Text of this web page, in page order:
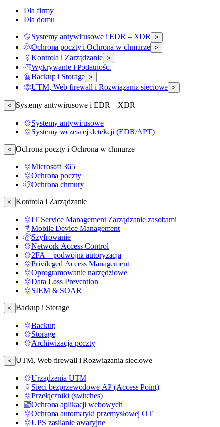
Dla firmy
Dla domu
Systemy antywirusowe i EDR – XDR >
Ochrona poczty i Ochrona w chmurze >
Kontrola i Zarządzanie >
Wykrywanie i Podatności
Backup i Storage >
UTM, Web firewall i Rozwiązania sieciowe >
< Systemy antywirusowe i EDR – XDR
Systemy antywirusowe
Systemy wczesnej detekcji (EDR/APT)
< Ochrona poczty i Ochrona w chmurze
Microsoft 365
Ochrona poczty
Ochrona chmury
< Kontrola i Zarządzanie
IT Service Management Zarządzanie zasobami
Mobile Device Management
Szyfrowanie
Network Access Control
2FA – podwójna autoryzacja
Privileged Access Management
Oprogramowanie narzędziowe
Data Loss Prevention
SIEM & SOAR
< Backup i Storage
Backup
Storage
Archiwizacja poczty
< UTM, Web firewall i Rozwiązania sieciowe
Urządzenia UTM
Sieci bezprzewodowe AP (Access Point)
Przełączniki (switches)
Ochrona aplikacji webowych
Ochrona automatyki przemysłowej OT
UPS zasilanie awaryjne